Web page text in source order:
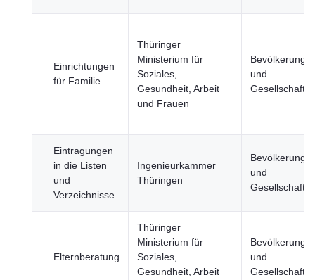
Einrichtungen
für Familie
Thüringer
Ministerium für
Soziales,
Gesundheit, Arbeit
und Frauen
Bevölkerung
und
Gesellschaft
Eintragungen
in die Listen
und
Verzeichnisse
Ingenieurkammer
Thüringen
Bevölkerung
und
Gesellschaft
Elternberatung
Thüringer
Ministerium für
Soziales,
Gesundheit, Arbeit
Bevölkerung
und
Gesellschaft